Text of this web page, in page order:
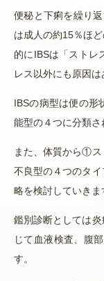
便秘と下痢を繰り
は成人の約15％ほ
的にIBSは「ストレ
レス以外にも原因は
IBSの病型は便の
能型の４つに分類さ
また、体質から①
不良型の４つのタ
略を検討していきま
鑑別診断としては
じて血液検査、腹
す。